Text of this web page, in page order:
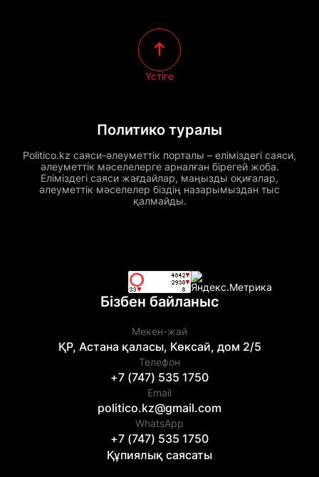
Политико туралы
Politico.kz саяси-әлеуметтік порталы – еліміздегі саяси,
әлеуметтік мәселелерге арналған бірегей жоба.
Еліміздегі саяси жағдайлар, маңызды оқиғалар,
әлеуметтік мәселелер біздің назарымыздан тыс
қалмайды.
Үстіге
Бізбен байланыс
Мекен-жай
ҚР, Астана қаласы, Көксай, дом 2/5
Телефон
+7 (747) 535 1750
Email
politico.kz@gmail.com
WhatsApp
+7 (747) 535 1750
Құпиялық саясаты